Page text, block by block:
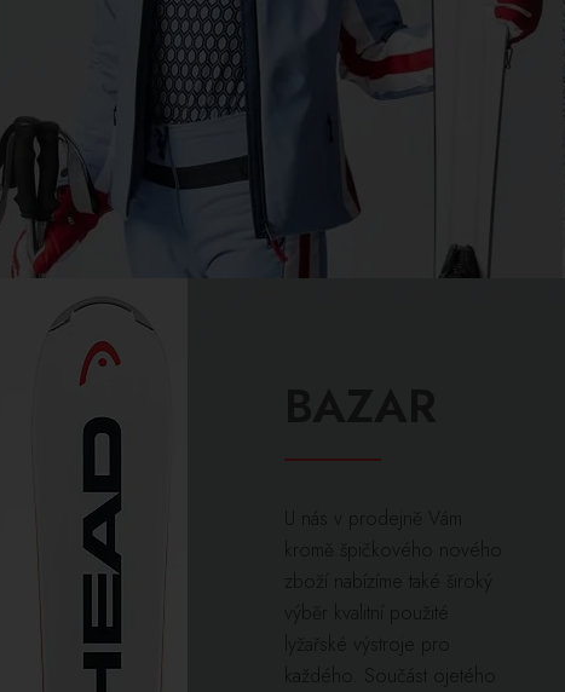
U nás v prodejně Vám
kromě špičkového nového
zboží nabízíme také široký
výběr kvalitní použité
lyžařské výstroje pro
každého. Součást ojetého